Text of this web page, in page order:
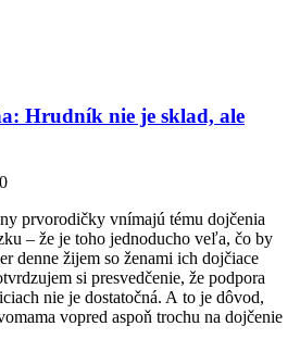
Hrudník nie je sklad, ale
0
prvorodičky vnímajú tému dojčenia
– že je toho jednoducho veľa, čo by
denne žijem so ženami ich dojčiace
si presvedčenie, že podpora
nie je dostatočná. A to je dôvod,
vopred aspoň trochu na dojčenie